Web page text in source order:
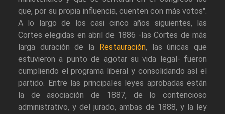
que, por su propia influencia, cuenten con más votos".
A lo largo de los casi cinco años siguientes, las
Cortes elegidas en abril de 1886 -las Cortes de más
larga duración de la
Restauración, las únicas que
estuvieron a punto de agotar su vida legal- fueron
cumpliendo el programa liberal y consolidando así el
partido. Entre las principales leyes aprobadas están
la de asociación de 1887, de lo contencioso
administrativo, y del jurado, ambas de 1888, y la ley